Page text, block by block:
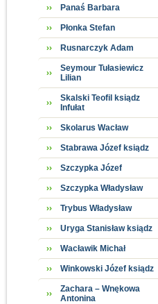
Panaś Barbara
Płonka Stefan
Rusnarczyk Adam
Seymour Tułasiewicz
Lilian
Skalski Teofil ksiądz
Infułat
Skolarus Wacław
Stabrawa Józef ksiądz
Szczypka Józef
Szczypka Władysław
Trybus Władysław
Uryga Stanisław ksiądz
Wacławik Michał
Winkowski Józef ksiądz
Zachara – Wnękowa
Antonina